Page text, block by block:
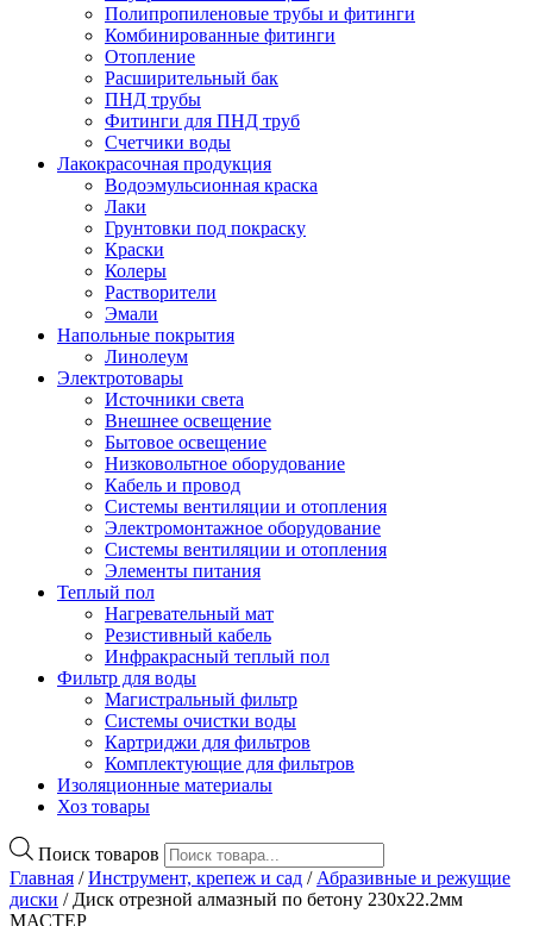
Полипропиленовые трубы и фитинги
Комбинированные фитинги
Отопление
Расширительный бак
ПНД трубы
Фитинги для ПНД труб
Счетчики воды
Лакокрасочная продукция
Водоэмульсионная краска
Лаки
Грунтовки под покраску
Краски
Колеры
Растворители
Эмали
Напольные покрытия
Линолеум
Электротовары
Источники света
Внешнее освещение
Бытовое освещение
Низковольтное оборудование
Кабель и провод
Системы вентиляции и отопления
Электромонтажное оборудование
Системы вентиляции и отопления
Элементы питания
Теплый пол
Нагревательный мат
Резистивный кабель
Инфракрасный теплый пол
Фильтр для воды
Магистральный фильтр
Системы очистки воды
Картриджи для фильтров
Комплектующие для фильтров
Изоляционные материалы
Хоз товары
Поиск товаров
Главная /Инструмент, крепеж и сад / Абразивные и режущие
диски / Диск отрезной алмазный по бетону 230х22.2мм
МАСТЕР